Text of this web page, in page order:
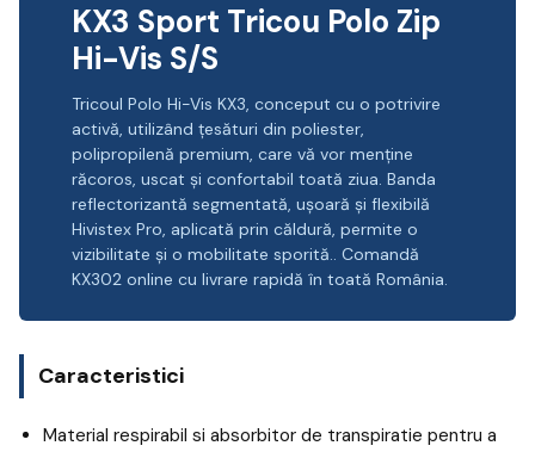
KX3 Sport Tricou Polo Zip
Hi-Vis S/S
Tricoul Polo Hi-Vis KX3, conceput cu o potrivire
activă, utilizând țesături din poliester,
polipropilenă premium, care vă vor menține
răcoros, uscat și confortabil toată ziua. Banda
reflectorizantă segmentată, ușoară și flexibilă
Hivistex Pro, aplicată prin căldură, permite o
vizibilitate și o mobilitate sporită.. Comandă
KX302 online cu livrare rapidă în toată România.
Caracteristici
Material respirabil si absorbitor de transpiratie pentru a